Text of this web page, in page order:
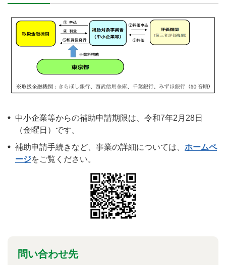
中小企業等からの補助申請期限は、令和7年2月28日
（金曜日）です。
補助申請手続きなど、事業の詳細については、 ホームペ
ージをご覧ください。
問い合わせ先